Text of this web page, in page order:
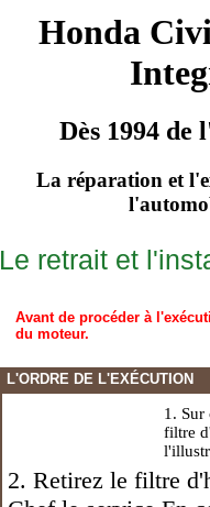
Honda
Dès 1994 de
La réparation et
Le retrait et
Avant de procéder à
du moteur.
L'ORDRE DE L'EXÉCUTION
1. Sur
filtre
2. Retirez le filtre